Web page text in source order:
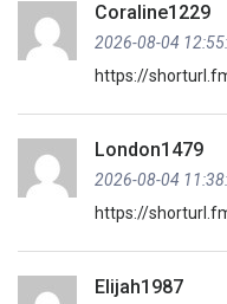
Coraline1229
2026-08-04
https://
London1479
2026-08-04
https://
Elijah1987